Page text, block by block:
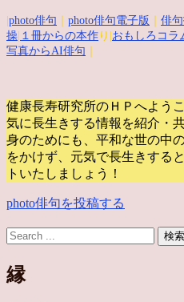
photo俳句 photo俳句電子版 俳
操 １冊からの本作 り| おもしろコラ
写真からAI俳句
健康長寿研究所のＨＰへよう
気に長生きする情報を紹介・
身のためにも、平和な世の中
をかけず、元気で長生きする
トいたしましょう！
photo俳句を投稿する
縁